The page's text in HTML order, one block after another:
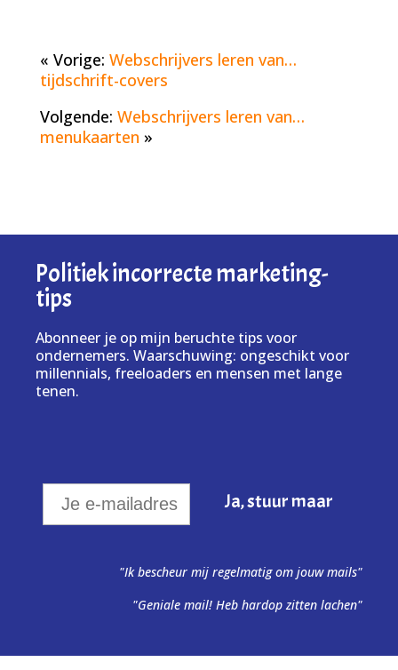
« Vorige: Webschrijvers leren van…
tijdschrift-covers
Volgende: Webschrijvers leren van…
menukaarten »
Politiek incorrecte marketing-
tips
Abonneer je op mijn beruchte tips voor
ondernemers. Waarschuwing: ongeschikt voor
millennials, freeloaders en mensen met lange
tenen.
"Ik bescheur mij regelmatig om jouw mails"
"Geniale mail! Heb hardop zitten lachen"